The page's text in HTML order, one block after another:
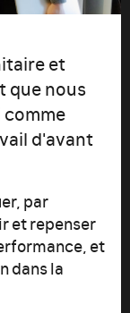
et
que nous
d'avant
par
et repenser
et
dans la